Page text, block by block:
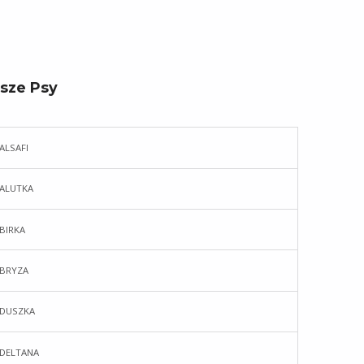
Psy
ALSAFI
ALUTKA
BIRKA
BRYZA
DUSZKA
DELTANA